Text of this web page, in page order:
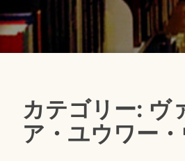
カテゴリー: ヴ
ア・ユウワー